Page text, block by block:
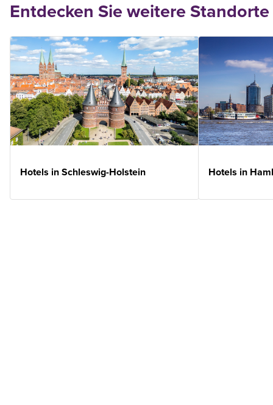
Entdecken Sie weitere Standorte
Hotels in Schleswig-Holstein Hotels in